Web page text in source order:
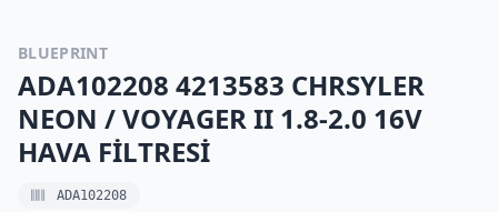
BLUEPRINT
ADA102208 4213583 CHRSYLER
NEON / VOYAGER II 1.8-2.0 16V
HAVA FİLTRESİ
ADA102208